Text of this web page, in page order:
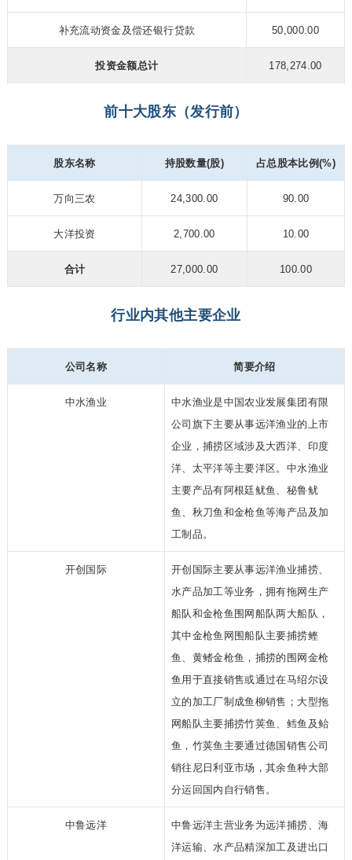
补充流动资金及偿还银行贷款 50,000.00
投资金额总计 178,274.00
前十大股东（发行前）
股东名称 持股数量(股) 占总股本比例(%)
万向三农 24,300.00 90.00
大洋投资 2,700.00 10.00
合计 27,000.00 100.00
行业内其他主要企业
公司名称 简要介绍
中水渔业 中水渔业是中国农业发展集团 有限
公司旗下主要从事远洋渔业的上市
企业，捕捞区域涉及大西洋、印度
洋、太平洋等主要洋区。中水渔业
主要产品有阿根廷鱿鱼、秘鲁鱿
鱼、秋刀鱼和金枪鱼等海产品及加
工制品。
开创国际 开创国际主要从事远洋渔业捕捞、
水产品加工等业务，拥有拖网生产
船队和金枪鱼围网船队两大船队，
其中金枪鱼网围船队主要捕捞鲣
鱼、黄鳍金枪鱼，捕捞的围网金枪
鱼用于直接销售或通过在马绍尔设
立的加工厂制成鱼柳销售；大型拖
网船队主要捕捞竹荚鱼、鳕鱼及鲐
鱼，竹荚鱼主要通过德国销售公司
销往尼日利亚市场，其余鱼种大部
分运 回国内自行销售。
中鲁远洋 中鲁远洋主营业务为远洋捕捞、海
洋运输、水产品精深加工及进出口